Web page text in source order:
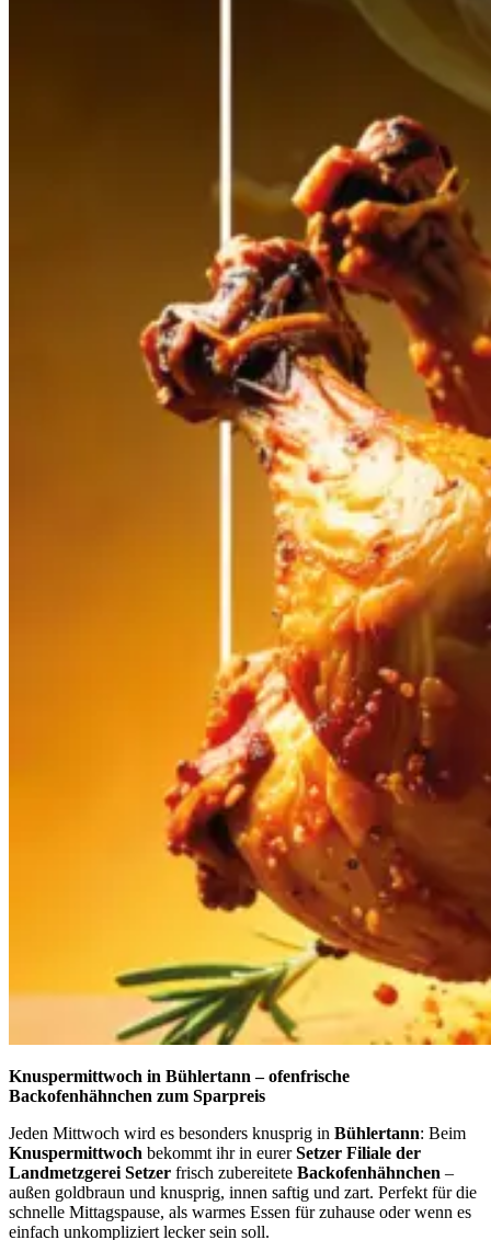
Knuspermittwoch in Bühlertann – ofenfrische
Backofenhähnchen zum Sparpreis
Jeden Mittwoch wird es besonders knusprig in Bühlertann: Beim
Knuspermittwoch bekommt ihr in eurerSetzer Filiale der
Landmetzgerei Setzer frisch zubereitete Backofenhähnchen –
außen goldbraun und knusprig, innen saftig und zart. Perfekt für die
schnelle Mittagspause, als warmes Essen für zuhause oder wenn es
einfach unkompliziert lecker sein soll.